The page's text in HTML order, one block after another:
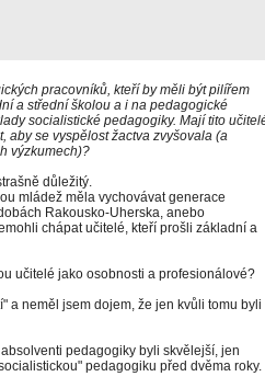
pracovníků, kteří by měli být pilířem
a střední školou a i na pedagogické
socialistické pedagogiky. Mají tito
aby se vyspělost žactva zvyšovala (a
výzkumech)?
důležitý.
mládež měla vychovávat generace
Rakousko-Uherska, anebo
chápat učitelé, kteří prošli základní a
učitelé jako osobnosti a profesionálové?
a neměl jsem dojem, že jen kvůli tomu byli
pedagogiky byli skvělejší, jen
pedagogiku před dvěma roky.